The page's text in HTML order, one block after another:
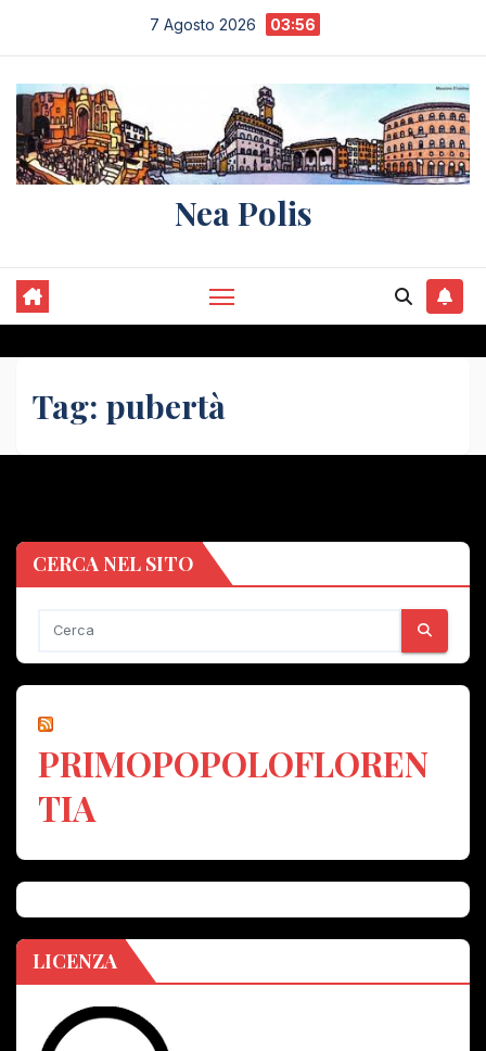
contenuto
7 Agosto 2026 03:56
Nea Polis
Tag: pubertà
CERCA NEL SITO
PRIMOPOPOLOFLOREN
TIA
LICENZA